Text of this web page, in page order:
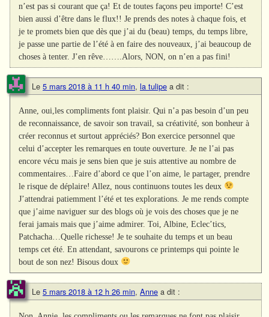
n’est pas si courant que ça! Et de toutes façons peu importe! C’est
bien aussi d’être dans le flux!! Je prends des notes à chaque fois, et
je te promets bien que dès que j’ai du (beau) temps, du temps libre,
je passe une partie de l’été à en faire des nouveaux, j’ai beaucoup de
choses à tenter. J’en rêve…….Alors, NON, on n’en a pas fini!
Le 5 mars 2018 à 11 h 40 min, la tulipe a dit :
Anne, oui,les compliments font plaisir. Qui n’a pas besoin d’un peu
de reconnaissance, de savoir son travail, sa créativité, son bonheur à
créer reconnus et surtout appréciés? Bon exercice personnel que
celui d’accepter les remarques en toute ouverture. Je ne l’ai pas
encore vécu mais je sens bien que je suis attentive au nombre de
commentaires…Faire d’abord ce que l’on aime, le partager, prendre
le risque de déplaire! Allez, nous continuons toutes les deux
J’attendrai patiemment l’été et tes explorations. Je me rends compte
que j’aime naviguer sur des blogs où je vois des choses que je ne
ferai jamais mais que j’aime admirer. Toi, Albine, Eclec’tics,
Patchacha…Quelle richesse! Je te souhaite du temps et un beau
temps cet été. En attendant, savourons ce printemps qui pointe le
bout de son nez! Bisous doux
Le 5 mars 2018 à 12 h 26 min, Anne a dit :